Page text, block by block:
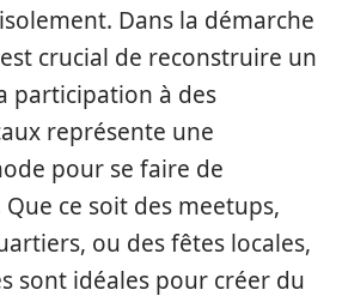
Dans la démarche
crucial de reconstruire un
participation à des
représente une
pour se faire de
ce soit des meetups,
ou des fêtes locales,
sont idéales pour créer du